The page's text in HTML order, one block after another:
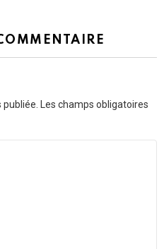
publiée. Les champs obligatoires